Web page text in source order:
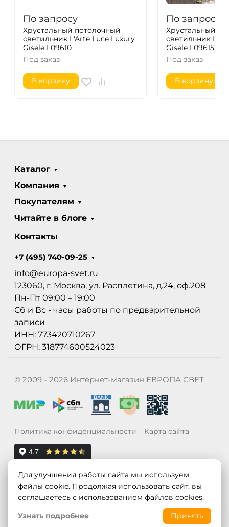
По запросу
Хрустальный потолочный
светильник L'Arte Luce Luxury
Gisele L09610
Под заказ
В корзину
По запросу
Хрустальный
светильник
Gisele L09615
Под заказ
В корзину
Каталог
Компания
Покупателям
Читайте в блоге
Контакты
+7 (495) 740-09-25
info@europa-svet.ru
123060, г. Москва, ул. Расплетина, д.24, оф.208
Пн-Пт 09:00 – 19:00
Сб и Вс - часы работы по предварительной
записи
ИНН: 773420710267
ОГРН: 318774600524023
© 2009 - 2026 Интернет-магазин ЕВРОПА СВЕТ
Политика конфиденциальности Карта сайта
Для улучшения работы сайта мы используем
файлы cookie. Продолжая использовать сайт, вы
соглашаетесь с использованием файлов cookies.
Узнать подробнее
Принять